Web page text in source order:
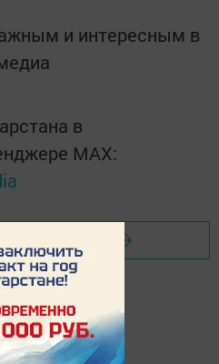
и интересным в
в
MАХ:
новости